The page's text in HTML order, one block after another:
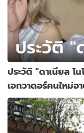
ประวัติ "ดาเนียล โ
เอกวาดอร์คนใหม่